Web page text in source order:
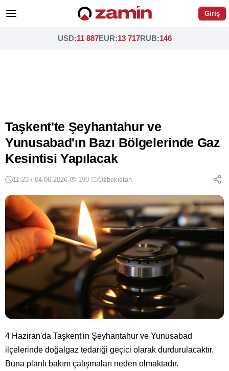
Giriş
USD:11 887EUR:13 717RUB:146
Taşkent'te Şeyhantahur ve
Yunusabad'ın Bazı Bölgelerinde Gaz
Kesintisi Yapılacak
11:23 / 04.06.2026· 190· Özbekistan
4 Haziran'da Taşkent'in Şeyhantahur ve Yunusabad
ilçelerinde doğalgaz tedariği geçici olarak durdurulacaktır.
Buna planlı bakım çalışmaları neden olmaktadır.